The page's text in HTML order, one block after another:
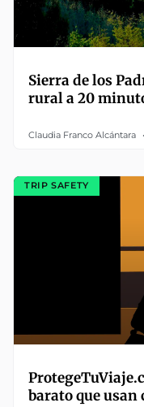
Sierra de los
rural a 20
Claudia Franco Alcántara
TRIP SAFETY
barato que usan